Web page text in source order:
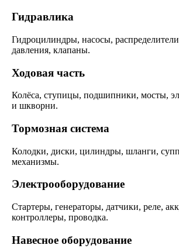
Гидравлика
Гидроцилиндры, насосы,
давления, клапаны.
Ходовая часть
Колёса, ступицы, подшипники, мосты,
и шкворни.
Тормозная система
Колодки, диски, цилиндры, шланги,
механизмы.
Электрооборудование
Стартеры, генераторы, датчики, реле,
контроллеры, проводка.
Навесное оборудование